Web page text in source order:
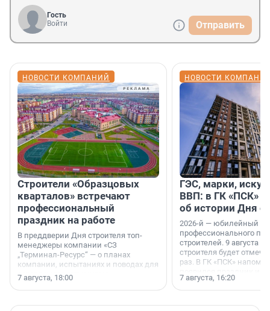
Гость
Войти
Отправить
НОВОСТИ КОМПАНИЙ
Строители «Образцовых
кварталов» встречают
профессиональный
праздник на работе
В преддверии Дня строителя топ-
менеджеры компании «СЗ
„Терминал-Ресурс“ — о планах
компании, испытаниях и поводах для
осторожного оптимизма.
7 августа, 18:00
НОВОСТИ
ГЭС, марки,
ВВП: в ГК «ПСК»
об истории Дня
2026-й — юбилейный
профессионального
строителей. 9 августа
строителя будет
раз. В ГК «ПСК»
поменялась роль
7 августа, 16:20